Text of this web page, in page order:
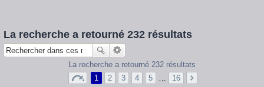
La recherche a retourné 232 résultats
La recherche a retourné 232 résultats
1
2 3 4 5 … 16